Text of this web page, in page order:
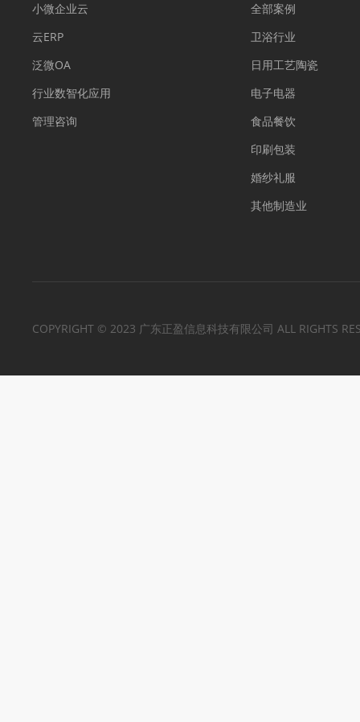
小微企业云
云ERP
泛微OA
行业数智化应用
管理咨询
全部案例
卫浴行业
日用工艺陶瓷
电子电器
食品餐饮
印刷包装
婚纱礼服
其他制造业
COPYRIGHT © 2023 广东正盈信息科技有限公司 ALL RIGHTS